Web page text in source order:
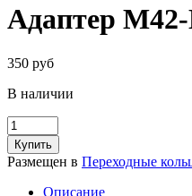
Адаптер
350 руб
В наличии
Купить
Размещен в Переходные
Описание